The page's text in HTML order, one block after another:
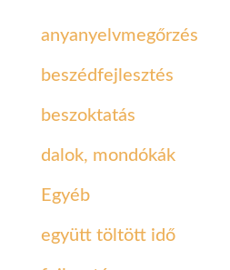
anyanyelvmegőrzés
beszédfejlesztés
beszoktatás
dalok, mondókák
Egyéb
együtt töltött idő